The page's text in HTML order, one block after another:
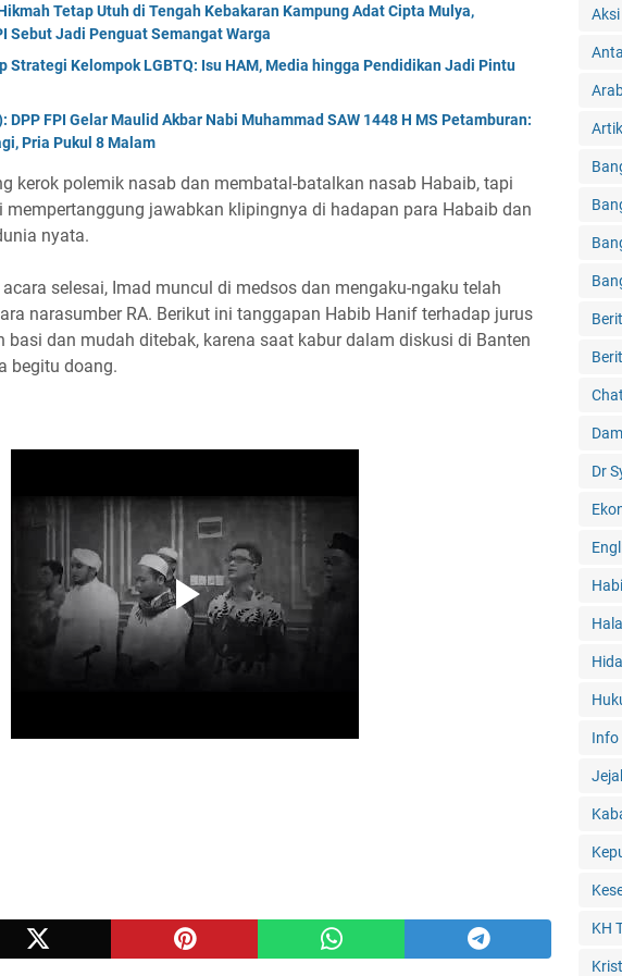
Tetap Utuh di Tengah Kebakaran Kampung Adat Cipta Mulya,
Sebut Jadi Penguat Semangat Warga
Strategi Kelompok LGBTQ: Isu HAM, Media hingga Pendidikan Jadi Pintu
DPP FPI Gelar Maulid Akbar Nabi Muhammad SAW 1448 H MS Petamburan:
Pria Pukul 8 Malam
kerok polemik nasab dan membatal-batalkan nasab Habaib, tapi
mempertanggung jawabkan klipingnya di hadapan para Habaib dan
nyata.
selesai, Imad muncul di medsos dan mengaku-ngaku telah
narasumber RA. Berikut ini tanggapan Habib Hanif terhadap jurus
basi dan mudah ditebak, karena saat kabur dalam diskusi di Banten
begitu doang.
Dr
Info
KH